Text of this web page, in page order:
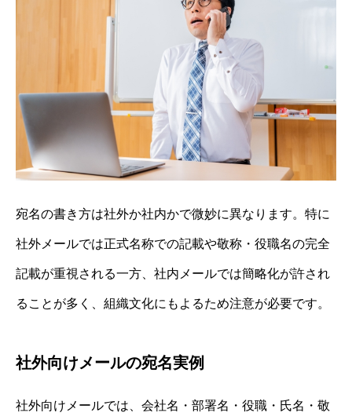
宛名の書き方は社外か社内かで微妙に異なります。特に
社外メールでは正式名称での記載や敬称・役職名の完全
記載が重視される一方、社内メールでは簡略化が許され
ることが多く、組織文化にもよるため注意が必要です。
社外向けメールの宛名実例
社外向けメールでは、会社名・部署名・役職・氏名・敬